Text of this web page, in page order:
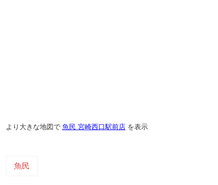
より大きな地図で 魚民 宮崎西口駅前店 を表示
魚民